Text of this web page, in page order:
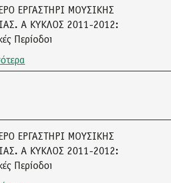
ΕΡΓΑΣΤΗΡΙ ΜΟΥΣΙΚΗΣ
Α ΚΥΚΛΟΣ 2011-2012:
Περίοδοι
ΕΡΓΑΣΤΗΡΙ ΜΟΥΣΙΚΗΣ
Α ΚΥΚΛΟΣ 2011-2012:
Περίοδοι